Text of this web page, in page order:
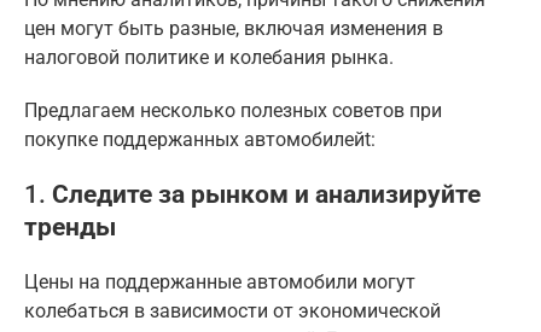
цен могут быть разные, включая изменения в
налоговой политике и колебания рынка.
Предлагаем несколько полезных советов при
покупке поддержанных автомобилейt:
1. Следите за рынком и анализируйте
тренды
Цены на поддержанные автомобили могут
колебаться в зависимости от экономической